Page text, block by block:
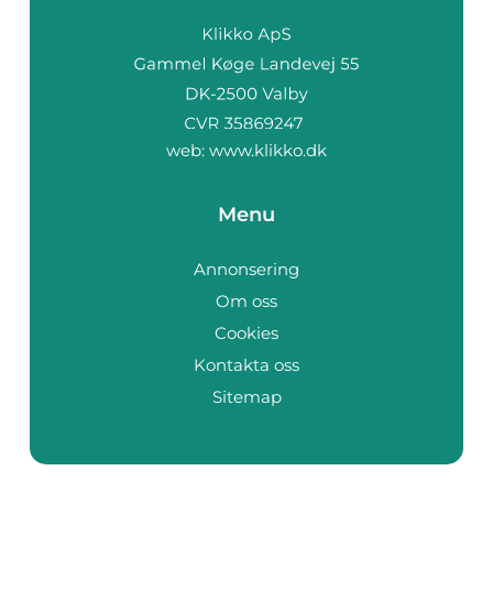
web: www.klikko.dk
Menu
Annonsering
Om oss
Cookies
Kontakta oss
Sitemap